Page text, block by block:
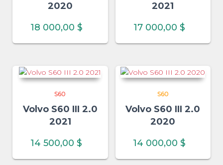
2020
18 000,00 $
2021
17 000,00 $
S60
Volvo S60 III 2.0
2021
14 500,00 $
S60
Volvo S60 III 2.0
2020
14 000,00 $